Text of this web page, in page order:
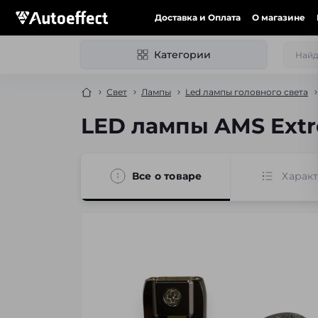
Доставка и Оплата О магазине
Категории
Свет Лампы Led лампы головного света
LED лампы AMS
Все о товаре